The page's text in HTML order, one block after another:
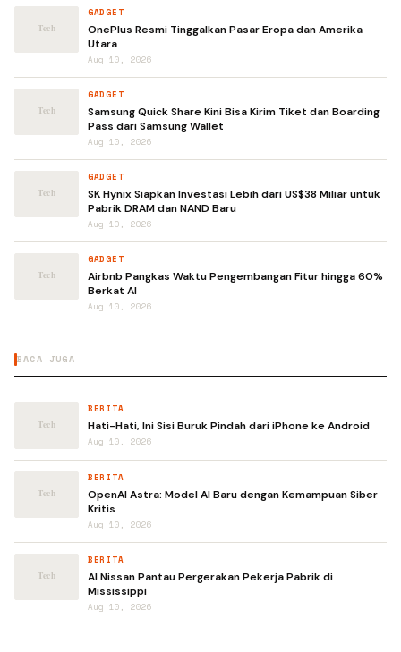
GADGET
OnePlus Resmi Tinggalkan Pasar Eropa dan Amerika
Utara
Aug 10, 2026
GADGET
Samsung Quick Share Kini Bisa Kirim Tiket dan Boarding
Pass dari Samsung Wallet
Aug 10, 2026
GADGET
SK Hynix Siapkan Investasi Lebih dari US$38 Miliar untuk
Pabrik DRAM dan NAND Baru
Aug 10, 2026
GADGET
Airbnb Pangkas Waktu Pengembangan Fitur hingga 60%
Berkat AI
Aug 10, 2026
BACA JUGA
BERITA
Hati-Hati, Ini Sisi Buruk Pindah dari iPhone ke Android
Aug 10, 2026
BERITA
OpenAI Astra: Model AI Baru dengan Kemampuan Siber
Kritis
Aug 10, 2026
BERITA
AI Nissan Pantau Pergerakan Pekerja Pabrik di
Mississippi
Aug 10, 2026